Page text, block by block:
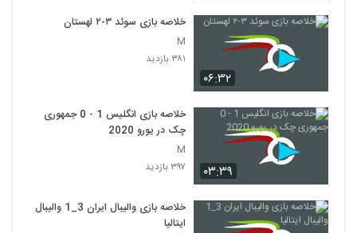
۰۶:۳۲
خلاصه بازی سوئد ۳-۲ لهستان
M
۳۸۱ بازدید
۰۳:۳۹
خلاصه بازی انگلیس 1 - 0 جمهوری
چک در یورو 2020
M
۳۹۷ بازدید
خلاصه بازی والیبال ایران 3_1 والیبال
ایتالیا